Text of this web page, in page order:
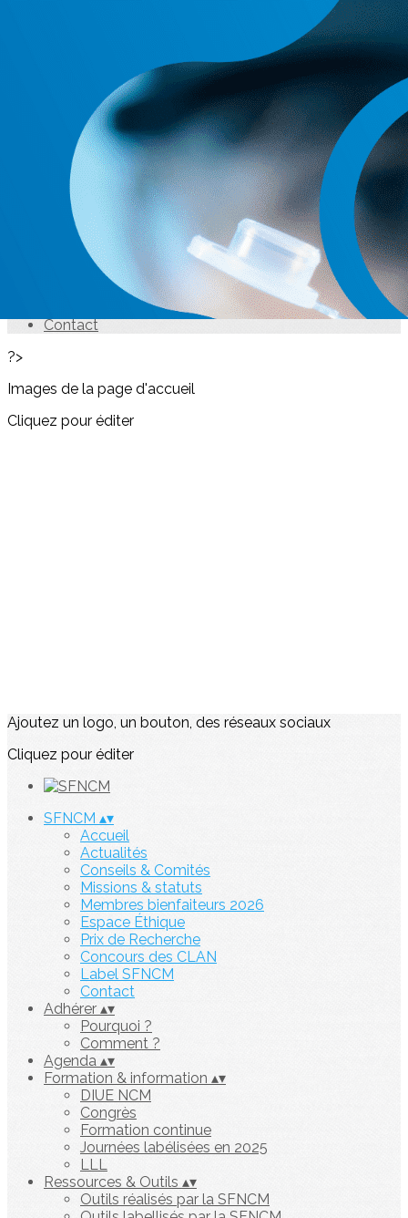
Exporter uniquement les colonnes affichées
Accueil
Actualités
Conseils & Comités
Missions & statuts
Membres bienfaiteurs 2026
Espace Éthique
Prix de Recherche
Concours des CLAN
Contact
?>
Images de la page d'accueil
Cliquez pour éditer
Ajoutez un logo, un bouton, des réseaux sociaux
Cliquez pour éditer
SFNCM ▴▾
Accueil
Actualités
Conseils & Comités
Missions & statuts
Membres bienfaiteurs 2026
Espace Éthique
Prix de Recherche
Concours des CLAN
Label SFNCM
Contact
Adhérer ▴▾
Pourquoi ?
Comment ?
Agenda ▴▾
Formation & information ▴▾
DIUE NCM
Congrès
Formation continue
Journées labélisées en 2025
LLL
Ressources & Outils ▴▾
Outils réalisés par la SFNCM